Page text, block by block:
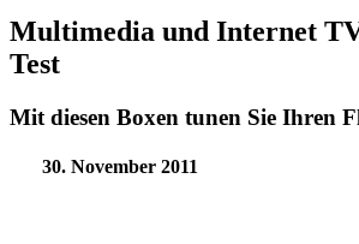
Multimedia und Internet
Test
Mit diesen Boxen tunen Sie Ihren
30. November 2011